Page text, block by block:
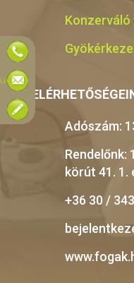
Adószám:
Rendelőnk:
körút 41. 1.
+36 30 /